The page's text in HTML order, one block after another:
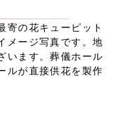
寄の花キューピット
メージ写真です。地
います。葬儀ホール
ルが直接供花を製作